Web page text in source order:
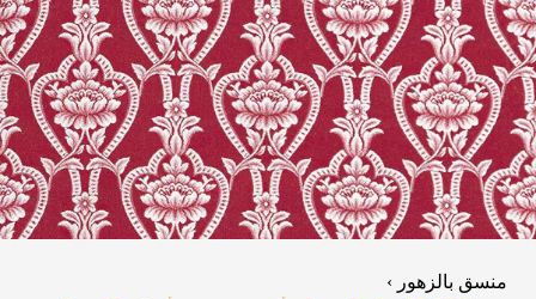
منسق بالزهور ›